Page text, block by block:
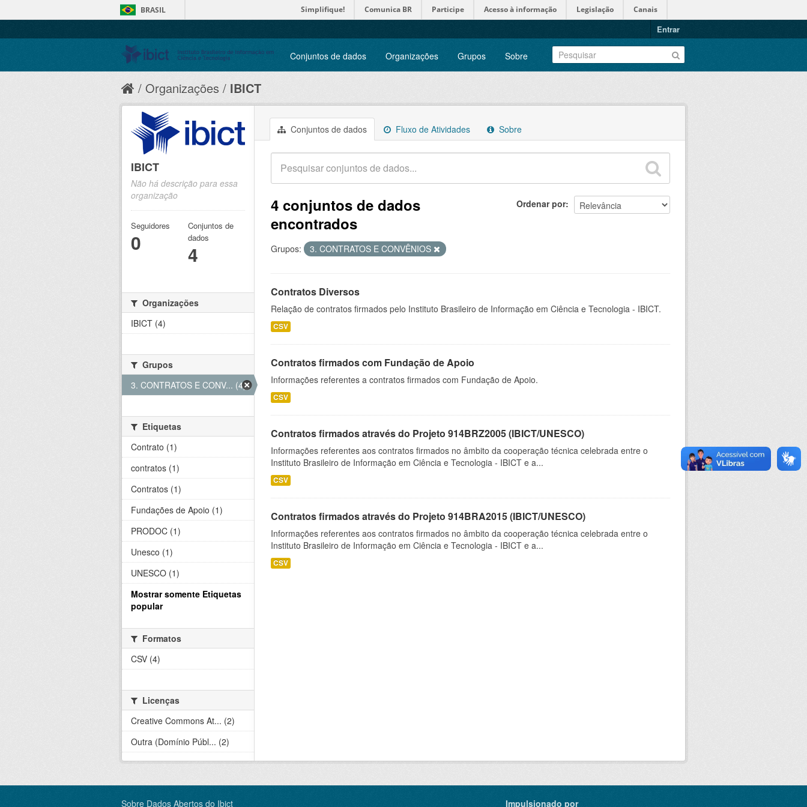
BRASIL Simplifique! Comunica BR Participe Acesso à informação Legislação Canais
Entrar
Conjuntos de dados Organizações Grupos Sobre
Organizações IBICT
Conjuntos de dados Fluxo de Atividades Sobre
Ordenar por
4 conjuntos de dados
encontrados
Grupos: 3. CONTRATOS E CONVÊNIOS
Contratos Diversos
Relação de contratos firmados pelo Instituto Brasileiro de Informação em Ciência e Tecnologia - IBICT.
CSV
Contratos firmados com Fundação de Apoio
Informações referentes a contratos firmados com Fundação de Apoio.
CSV
Contratos firmados através do Projeto 914BRZ2005 (IBICT/UNESCO)
Informações referentes aos contratos firmados no âmbito da cooperação técnica celebrada entre o
Instituto Brasileiro de Informação em Ciência e Tecnologia - IBICT e a...
CSV
Contratos firmados através do Projeto 914BRA2015 (IBICT/UNESCO)
Informações referentes aos contratos firmados no âmbito da cooperação técnica celebrada entre o
Instituto Brasileiro de Informação em Ciência e Tecnologia - IBICT e a...
CSV
IBICT
Não há descrição para essa
organização
Seguidores
0
Conjuntos de
dados
4
Organizações
IBICT (4)
Grupos
3. CONTRATOS E CONV... (4)
Etiquetas
Contrato (1)
contratos (1)
Contratos (1)
Fundações de Apoio (1)
PRODOC (1)
Unesco (1)
UNESCO (1)
Mostrar somente Etiquetas
popular
Formatos
CSV (4)
Licenças
Creative Commons At... (2)
Outra (Domínio Públ... (2)
Sobre Dados Abertos do Ibict Impulsionado por